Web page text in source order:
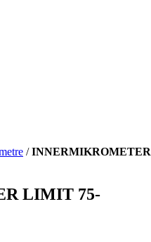
/INNERMIKROMETER
LIMIT 75-